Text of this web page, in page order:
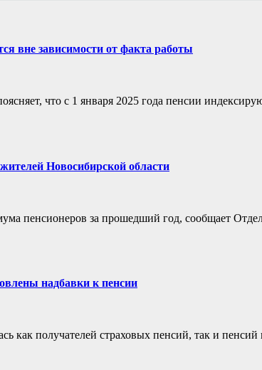
вне зависимости от факта работы
что с 1 января 2025 года пенсии
Новосибирской области
пенсионеров за прошедший год, сообщает
надбавки к пенсии
как получателей страховых пенсий, так и